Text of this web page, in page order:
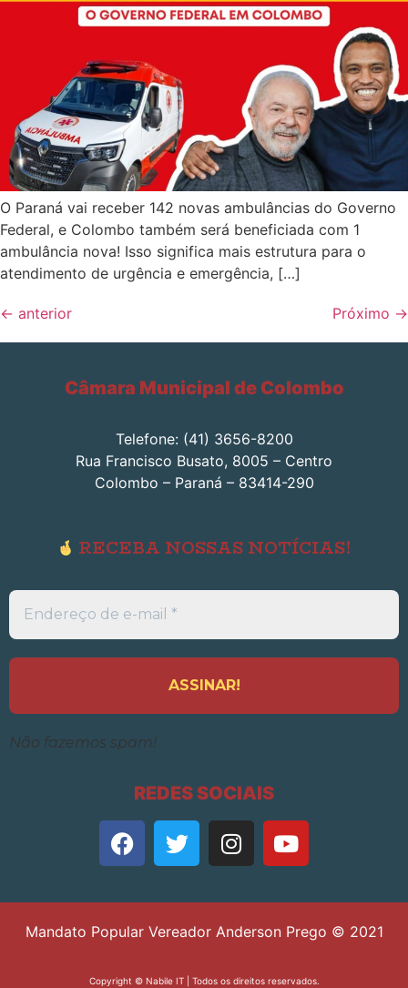
O Paraná vai receber 142 novas ambulâncias do Governo
Federal, e Colombo também será beneficiada com 1
ambulância nova! Isso significa mais estrutura para o
atendimento de urgência e emergência, […]
← anterior Próximo →
Câmara Municipal de Colombo
Telefone: (41) 3656-8200
Rua Francisco Busato, 8005 – Centro
Colombo – Paraná – 83414-290
RECEBA NOSSAS NOTÍCIAS!
Endereço
de
e-
*
Não fazemos spam!
REDES SOCIAIS
Mandato Popular Vereador Anderson Prego © 2021
Copyright © Nabile IT| Todos os direitos reservados.